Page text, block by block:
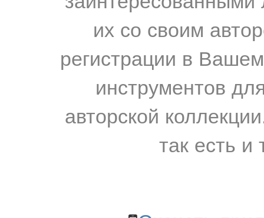
их со своим
регистрации в
инструментов
авторской
так есть и